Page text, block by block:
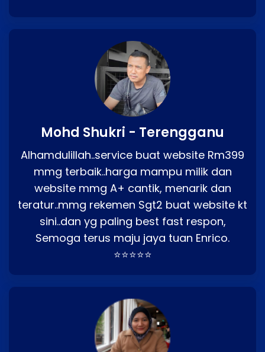
Mohd Shukri - Terengganu
Alhamdulillah..service buat website Rm399
mmg terbaik..harga mampu milik dan
website mmg A+ cantik, menarik dan
teratur..mmg rekemen Sgt2 buat website kt
sini..dan yg paling best fast respon,
Semoga terus maju jaya tuan Enrico.
⭐⭐⭐⭐⭐